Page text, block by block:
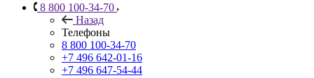
8 800 100-34-70
Назад
Телефоны
8 800 100-34-70
+7 496 642-01-16
+7 496 647-54-44